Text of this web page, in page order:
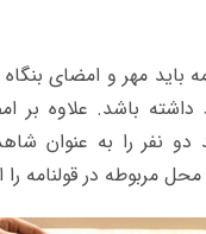
باید مهر و امضای
داشته باشد. علاوه بر
دو نفر را به عنوان
مربوطه در قولنامه را